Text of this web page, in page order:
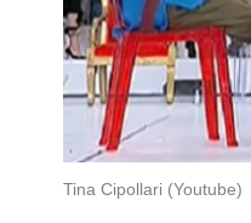
Tina Cipollari (Youtube)